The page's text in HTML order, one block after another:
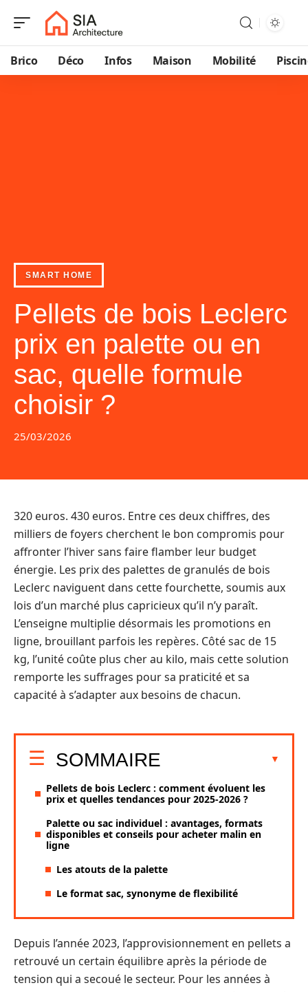
Brico Déco Infos Maison Mobilité
SMART HOME
Pellets de bois Leclerc
prix en palette ou en
sac, quelle formule
choisir ?
25/03/2026
320 euros. 430 euros. Entre ces deux chiffres, des
milliers de foyers cherchent le bon compromis pour
affronter l’hiver sans faire flamber leur budget
énergie. Les prix des palettes de granulés de bois
Leclerc naviguent dans cette fourchette, soumis aux
lois d’un marché plus capricieux qu’il n’y paraît.
L’enseigne multiplie désormais les promotions en
ligne, brouillant parfois les repères. Côté sac de 15
kg, l’unité coûte plus cher au kilo, mais cette solution
remporte les suffrages pour sa praticité et sa
capacité à s’adapter aux besoins de chacun.
SOMMAIRE
Pellets de bois Leclerc : comment évoluent les
prix et quelles tendances pour 2025-2026 ?
Palette ou sac individuel : avantages, formats
disponibles et conseils pour acheter malin en
ligne
Les atouts de la palette
Le format sac, synonyme de flexibilité
Depuis l’année 2023, l’approvisionnement en pellets a
retrouvé un certain équilibre après la période de
tension qui a secoué le secteur. Pour les années à